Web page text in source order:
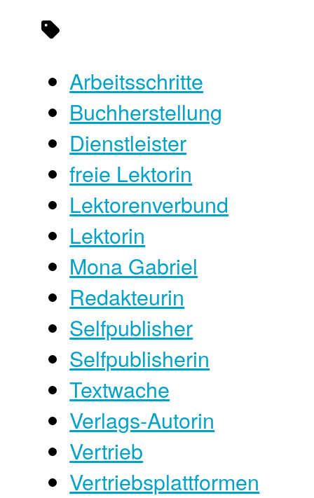
Arbeitsschritte
Buchherstellung
Dienstleister
freie Lektorin
Lektorenverbund
Lektorin
Mona Gabriel
Redakteurin
Selfpublisher
Selfpublisherin
Textwache
Verlags-Autorin
Vertrieb
Vertriebsplattformen